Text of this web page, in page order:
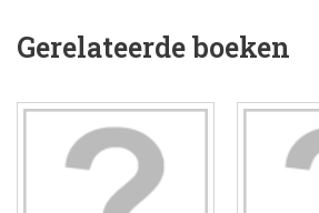
Gerelateerde boeken